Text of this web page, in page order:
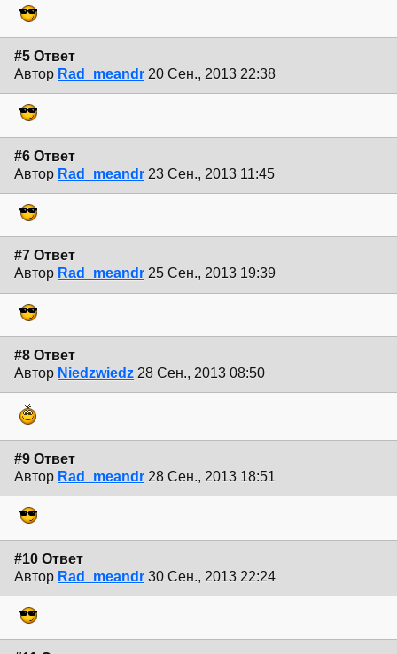
#5 Ответ
Автор Rad_meandr 20 Сен., 2013 22:38
#6 Ответ
Автор Rad_meandr 23 Сен., 2013 11:45
#7 Ответ
Автор Rad_meandr 25 Сен., 2013 19:39
#8 Ответ
Автор Niedzwiedz 28 Сен., 2013 08:50
#9 Ответ
Автор Rad_meandr 28 Сен., 2013 18:51
#10 Ответ
Автор Rad_meandr 30 Сен., 2013 22:24